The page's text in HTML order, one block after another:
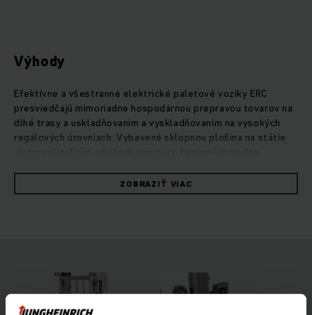
Výhody
Efektívne a všestranné elektrické paletové vozíky ERC
presviedčajú mimoriadne hospodárnou prepravou tovarov na
dlhé trasy a uskladňovaním a vyskladňovaním na vysokých
regálových úrovniach. Vybavené sklopnou plošina na státie
zvýšenej svetlej výške už nebudú problémom ani nerovnosti
podlahy či rampy. Na požiadanie umožňuje prídavný zdvih
6 metrov. Navyše zabezpečuje štvorkolesový koncept,
voliteľné asistenčné systémy, ako je výstražný systém
preťaženia operationCONTROL alebo predvoľba výšky zdvihu
ZOBRAZIŤ VIAC